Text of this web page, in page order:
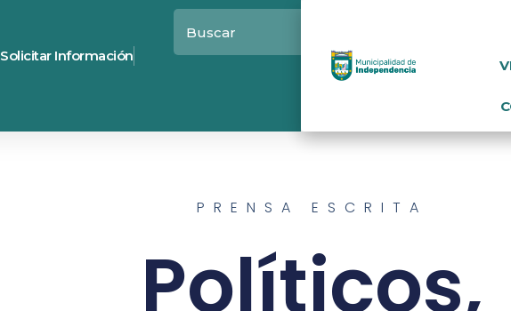
Solicitar Información
PRENSA ESCRITA
Políticos,